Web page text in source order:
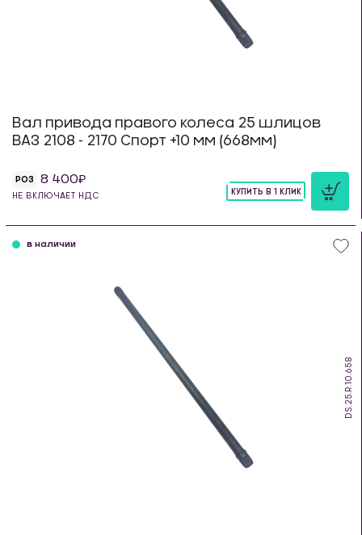
Вал привода правого колеса 25 шлицов
ВАЗ 2108 - 2170 Спорт +10 мм (668мм)
РОЗ 8 400
НЕ ВКЛЮЧАЕТ НДС
КУПИТЬ В 1 КЛИК
DS.25.R.10.658
в наличии